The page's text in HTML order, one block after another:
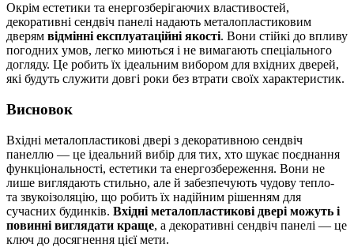
Окрім естетики та енергозберігаючих властивостей,
декоративні сендвіч панелі надають металопластиковим
дверям відмінні експлуатаційні якості. Вони стійкі до впливу
погодних умов, легко миються і не вимагають спеціального
догляду. Це робить їх ідеальним вибором для вхідних дверей,
які будуть служити довгі роки без втрати своїх характеристик.
Висновок
Вхідні металопластикові двері з декоративною сендвіч
панеллю — це ідеальний вибір для тих, хто шукає поєднання
функціональності, естетики та енергозбереження. Вони не
лише виглядають стильно, але й забезпечують чудову тепло-
та звукоізоляцію, що робить їх надійним рішенням для
сучасних будинків. Вхідні металопластикові двері можуть і
повинні виглядати краще, а декоративні сендвіч панелі — це
ключ до досягнення цієї мети.